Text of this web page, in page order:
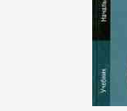
детективы